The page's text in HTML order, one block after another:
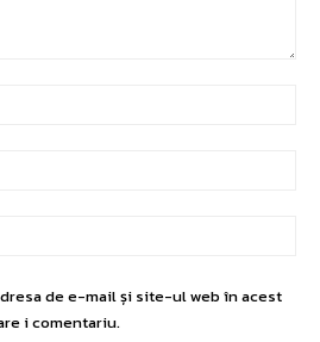
de e-mail și site-ul web în acest
i comentariu.